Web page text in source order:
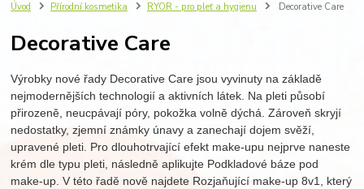
Úvod Přírodní kosmetika RYOR - pro pleť a hygienu Decorative Care
Decorative Care
Výrobky nové řady Decorative Care jsou vyvinuty na základě
nejmodernějších technologií a aktivních látek. Na pleti působí
přirozeně, neucpávají póry, pokožka volně dýchá. Zároveň skryjí
nedostatky, zjemní známky únavy a zanechají dojem svěží,
upravené pleti. Pro dlouhotrvající efekt make-upu nejprve naneste
krém dle typu pleti, následně aplikujte Podkladové báze pod
make-up. V této řadě nově najdete Rozjaňující make-up 8v1, který